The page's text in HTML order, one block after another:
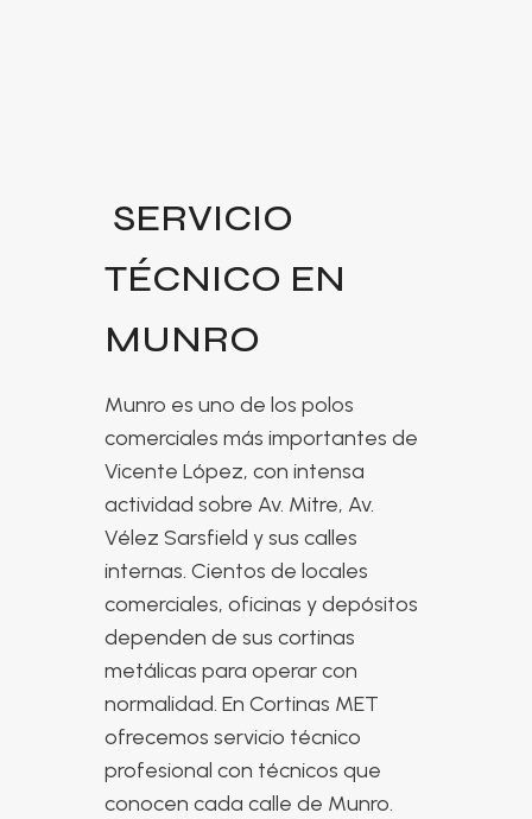
SERVICIO
TÉCNICO EN
MUNRO
Munro es uno de los polos
comerciales más importantes de
Vicente López, con intensa
actividad sobre Av. Mitre, Av.
Vélez Sarsfield y sus calles
internas. Cientos de locales
comerciales, oficinas y depósitos
dependen de sus cortinas
metálicas para operar con
normalidad. En Cortinas MET
ofrecemos servicio técnico
profesional con técnicos que
conocen cada calle de Munro.